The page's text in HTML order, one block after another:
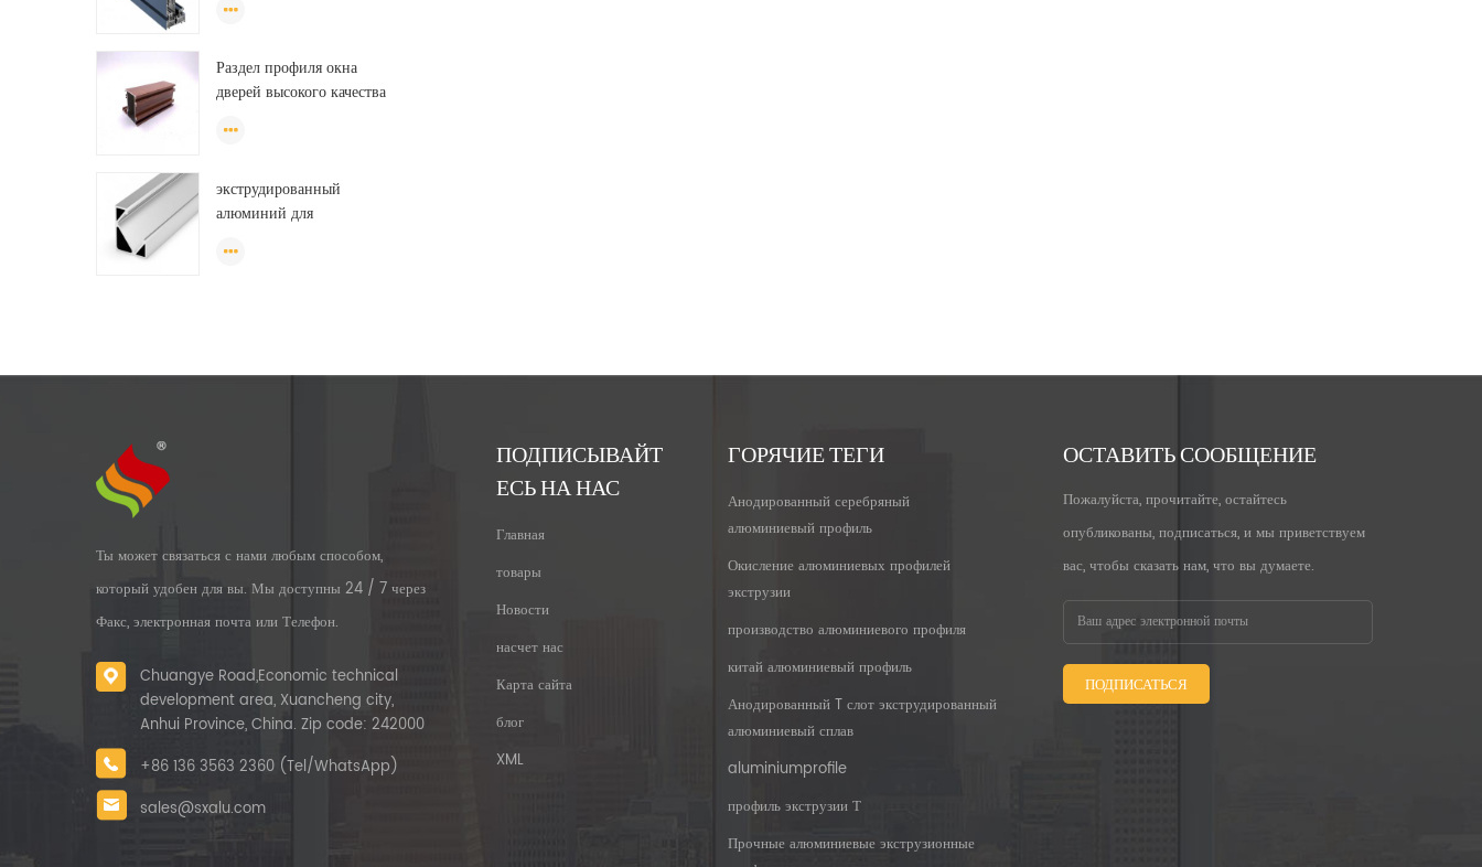
ПВХ
Раздел профиля окна
дверей высокого качества
для раздвижного окна
экструдированный
алюминий для
светильников,
Ты может связаться с нами любым способом,
который удобен для вы. Мы доступны 24 / 7 через
Факс, электронная почта или Телефон.
Chuangye Road,Economic technical
development area, Xuancheng city,
Anhui Province, China. Zip code: 242000
+86 136 3563 2360 (Tel/WhatsApp)
sales@sxalu.com
ПОДПИСЫВАЙТ
ЕСЬ НА НАС
Главная
товары
Новости
насчет нас
Карта сайта
блог
XML
ГОРЯЧИЕ ТЕГИ
Анодированный серебряный
алюминиевый профиль
Окисление алюминиевых профилей
экструзии
производство алюминиевого профиля
китай алюминиевый профиль
Анодированный T слот экструдированный
алюминиевый сплав
aluminiumprofile
профиль экструзии Т
Прочные алюминиевые экструзионные
ОСТАВИТЬ СООБЩЕНИЕ
Пожалуйста, прочитайте, остайтесь
опубликованы, подписаться, и мы приветствуем
вас, чтобы сказать нам, что вы думаете.
ПОДПИСАТЬСЯ